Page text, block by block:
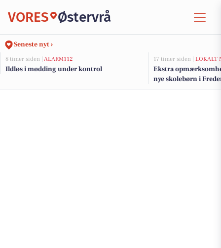
VORES Østervrå
Seneste nyt ›
8 timer siden | ALARM112
Ildløs i mødding under kontrol
17 timer siden | LOKALT
Ekstra
nye skolebørn i
efter sommerferien